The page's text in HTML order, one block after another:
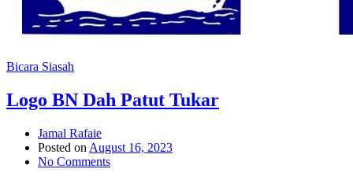
Bicara Siasah
Logo BN Dah Patut Tukar
Jamal Rafaie
Posted on August 16, 2023
No Comments